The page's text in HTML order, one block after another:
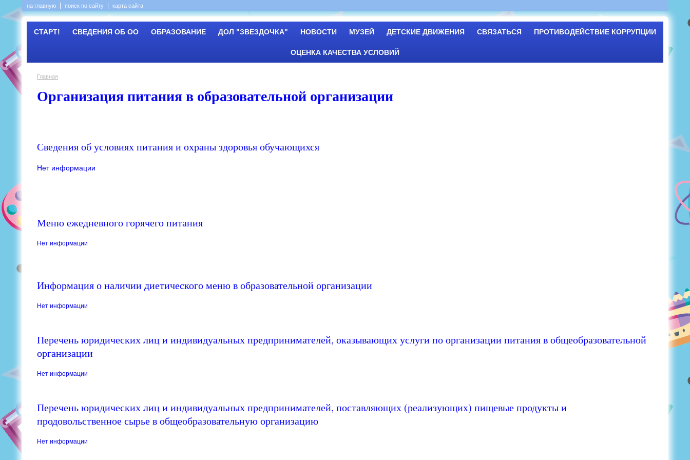
на главную поиск по сайту карта сайта
СТАРТ! СВЕДЕНИЯ ОБ ОО ОБРАЗОВАНИЕ ДОЛ "ЗВЕЗДОЧКА" НОВОСТИ МУЗЕЙ ДЕТСКИЕ ДВИЖЕНИЯ СВЯЗАТЬСЯ ПРОТИВОДЕЙСТВИЕ КОРРУПЦИИ
ОЦЕНКА КАЧЕСТВА УСЛОВИЙ
Главная
Организация питания в образовательной организации
Сведения об условиях питания и охраны здоровья обучающихся
Нет информации
Меню ежедневного горячего питания
Нет информации
Информация о наличии диетического меню в образовательной организации
Нет информации
Перечень юридических лиц и индивидуальных предпринимателей, оказывающих услуги по организации питания в общеобразовательной
организации
Нет информации
Перечень юридических лиц и индивидуальных предпринимателей, поставляющих (реализующих) пищевые продукты и
продовольственное сырье в общеобразовательную организацию
Нет информации